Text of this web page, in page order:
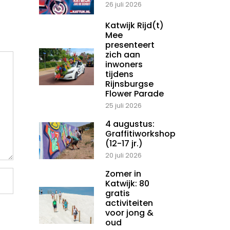
26 juli 2026
Katwijk Rijd(t)
Mee
presenteert
zich aan
inwoners
tijdens
Rijnsburgse
Flower Parade
25 juli 2026
4 augustus:
Graffitiworkshop
(12-17 jr.)
20 juli 2026
Zomer in
Katwijk: 80
gratis
activiteiten
voor jong &
oud